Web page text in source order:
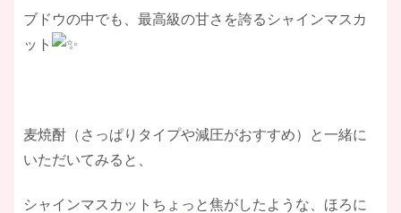
ブドウの中でも、最高級の甘さを誇るシャインマスカ
ット
麦焼酎（さっぱりタイプや減圧がおすすめ）と一緒に
いただいてみると、
シャインマスカットちょっと焦がしたような、ほろに